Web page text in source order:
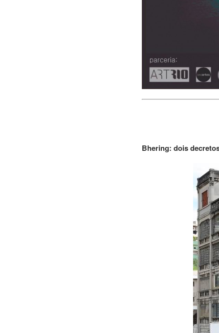
Bhering: dois